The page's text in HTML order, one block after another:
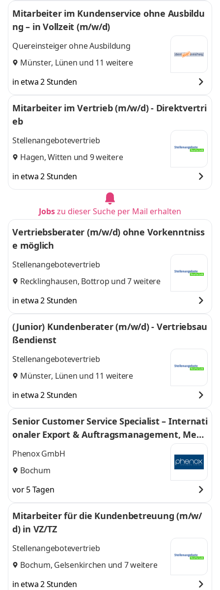
Mitarbeiter im Kundenservice ohne Ausbildu
ng – in Vollzeit (m/w/d)
Quereinsteiger ohne Ausbildung
Münster, Lünen und 11 weitere
in etwa 2 Stunden
Mitarbeiter im Vertrieb (m/w/d) - Direktvertri
eb
Stellenangebotevertrieb
Hagen,Witten und 9 weitere
in etwa 2 Stunden
Jobszu dieser Suche per Mail erhalten
Vertriebsberater (m/w/d) ohne Vorkenntniss
e möglich
Stellenangebotevertrieb
Recklinghausen, Bottrop und 7 weitere
in etwa 2 Stunden
(Junior) Kundenberater (m/w/d) - Vertriebsau
ßendienst
Stellenangebotevertrieb
Münster, Lünen und 11 weitere
in etwa 2 Stunden
Senior Customer Service Specialist – Internati
onaler Export & Auftragsmanagement, Medi
zintechnik (m/w/d)
Phenox GmbH
Bochum
vor 5 Tagen
Mitarbeiter für die Kundenbetreuung (m/w/
d) in VZ/TZ
Stellenangebotevertrieb
Bochum, Gelsenkirchen und 7 weitere
in etwa 2 Stunden